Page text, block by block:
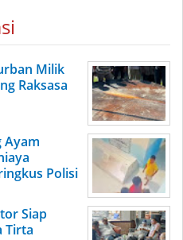
Milik
Raksasa
Ayam
Polisi
Siap
Tirta